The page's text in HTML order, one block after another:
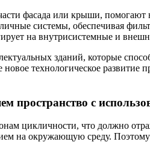
фасада или крыши,
системы, обеспечивая
на внутрисистемные и
зданий, которые
технологическое развитие
пространство с
цикличности, что должно
на окружающую среду.